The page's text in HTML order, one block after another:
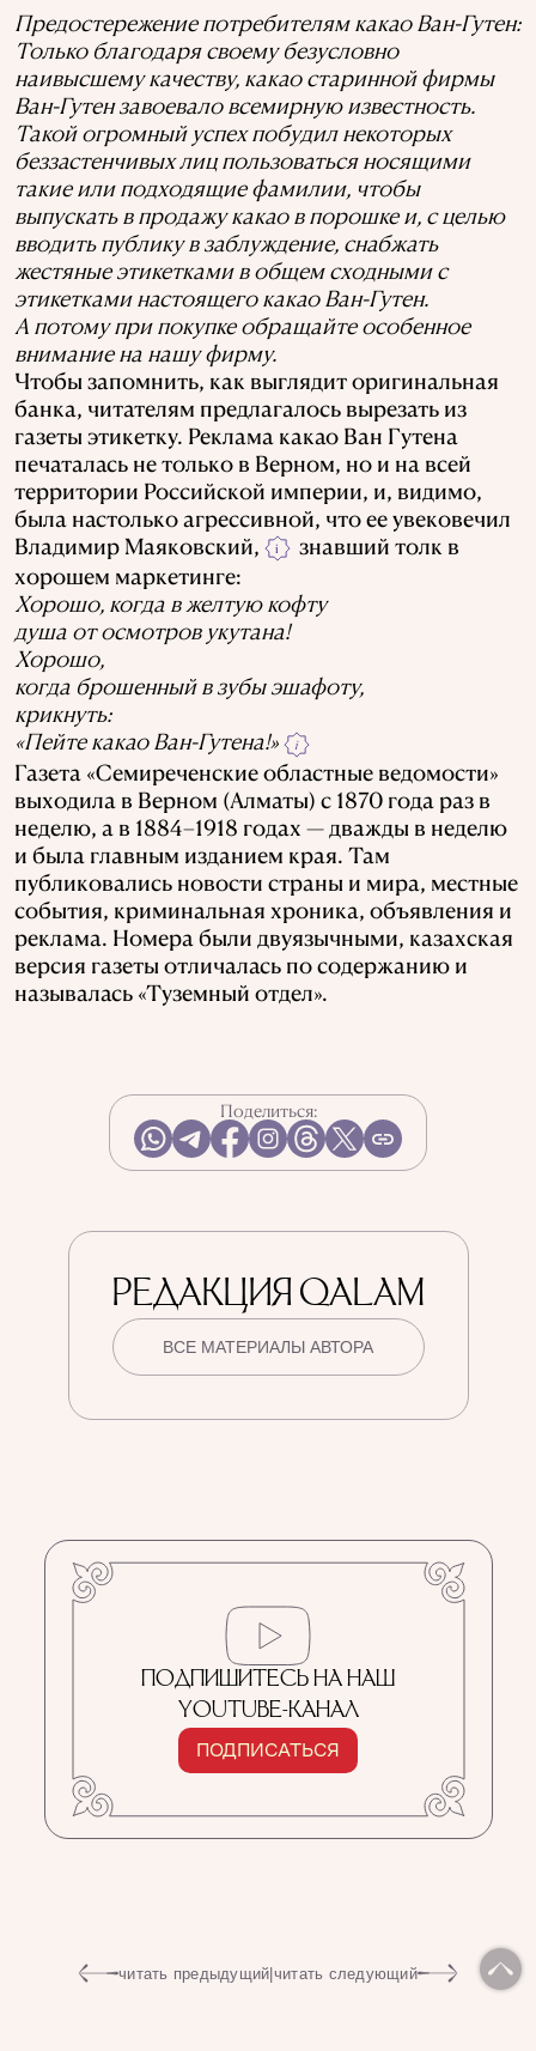
Предостережение потребителям какао Ван-Гутен:
Только благодаря своему безусловно
наивысшему качеству, какао старинной фирмы
Ван-Гутен завоевало всемирную известность.
Такой огромный успех побудил некоторых
беззастенчивых лиц пользоваться носящими
такие или подходящие фамилии, чтобы
выпускать в продажу какао в порошке и, с целью
вводить публику в заблуждение, снабжать
жестяные этикетками в общем сходными с
этикетками настоящего какао Ван-Гутен.
А потому при покупке обращайте особенное
внимание на нашу фирму.
Чтобы запомнить, как выглядит оригинальная
банка, читателям предлагалось вырезать из
газеты этикетку. Реклама какао Ван Гутена
печаталась не только в Верном, но и на всей
территории Российской империи, и, видимо,
была настолько агрессивной, что ее увековечил
Владимир Маяковский,
i
знавший толк в
хорошем маркетинге:
Хорошо, когда в желтую кофту
душа от осмотров укутана!
Хорошо,
когда брошенный в зубы эшафоту,
крикнуть:
«Пейте какао Ван-Гутена!»
i
Газета «Семиреченские областные ведомости»
выходила в Верном (Алматы) с 1870 года раз в
неделю, а в 1884–1918 годах — дважды в неделю
и была главным изданием края. Там
публиковались новости страны и мира, местные
события, криминальная хроника, объявления и
реклама. Номера были двуязычными, казахская
версия газеты отличалась по содержанию и
называлась «Туземный отдел».
Поделиться:
РЕДАКЦИЯ QALAM
ВСЕ МАТЕРИАЛЫ АВТОРА
ПОДПИШИТЕСЬ НА НАШ
YOUTUBE-КАНАЛ
ПОДПИСАТЬСЯ
читать предыдущий читать следующий